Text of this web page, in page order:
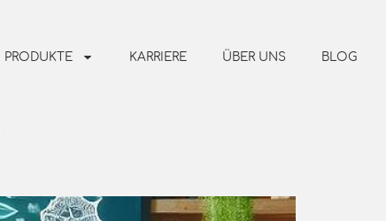
PRODUKTE KARRIERE ÜBER UNS BLOG